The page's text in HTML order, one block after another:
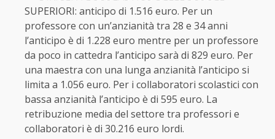
SUPERIORI: anticipo di 1.516 euro. Per un
professore con un’anzianità tra 28 e 34 anni
l’anticipo è di 1.228 euro mentre per un professore
da poco in cattedra l’anticipo sarà di 829 euro. Per
una maestra con una lunga anzianità l’anticipo si
limita a 1.056 euro. Per i collaboratori scolastici con
bassa anzianità l’anticipo è di 595 euro. La
retribuzione media del settore tra professori e
collaboratori è di 30.216 euro lordi.